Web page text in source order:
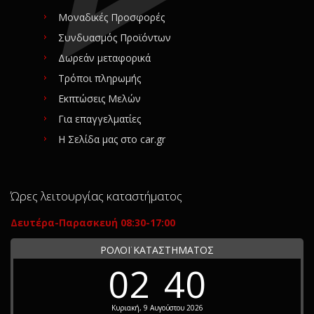
Μοναδικές Προσφορές
Συνδυασμός Προϊόντων
Δωρεάν μεταφορικά
Τρόποι πληρωμής
Εκπτώσεις Μελών
Για επαγγελματίες
Η Σελίδα μας στο car.gr
Ώρες λειτουργίας καταστήματος
Δευτέρα-Παρασκευή 08:30-17:00
ΡΟΛΟΪ ΚΑΤΑΣΤΗΜΑΤΟΣ
02 40
Κυριακή, 9 Αυγούστου 2026